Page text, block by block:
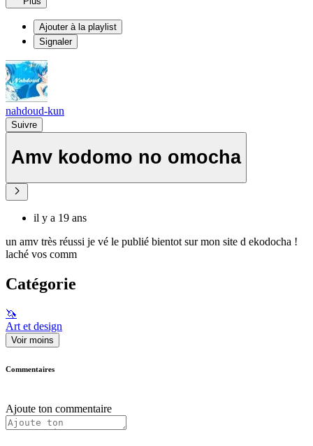
Ajouter à la playlist
Signaler
nahdoud-kun
Suivre
Amv kodomo no omocha
il y a 19 ans
un amv très réussi je vé le publié bientot sur mon site d ekodocha !
laché vos comm
Catégorie
🦄
Art et design
Voir moins
Commentaires
Ajoute ton commentaire